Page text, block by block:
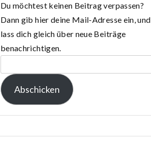
Du möchtest keinen Beitrag verpassen?
Dann gib hier deine Mail-Adresse ein, und
lass dich gleich über neue Beiträge
benachrichtigen.
Mail-
Adresse:
Abschicken